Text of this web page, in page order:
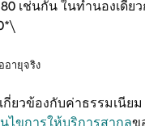
เช่นกัน ในทำนองเ
อายุจริง
วข้องกับค่าธรรมเนียม
นไขการให้บริการสากลข